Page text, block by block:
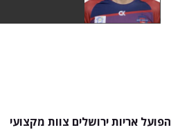
הפועל אריות ירושלים צוות מקצועי